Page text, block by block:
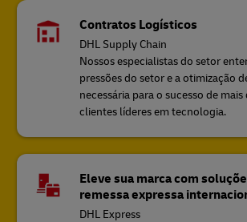
Contratos Logísticos
DHL Supply Chain
Nossos especialistas do setor
pressões do setor e a otimização
necessária para o sucesso de mais
clientes líderes em tecnologia.
Eleve sua marca com
remessa expressa
DHL Express